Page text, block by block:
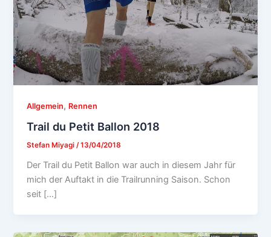
Allgemein, Rennen
Trail du Petit Ballon 2018
Stefan Miyagi/13/04/2018
Der Trail du Petit Ballon war auch in diesem Jahr für
mich der Auftakt in die Trailrunning Saison. Schon
seit […]